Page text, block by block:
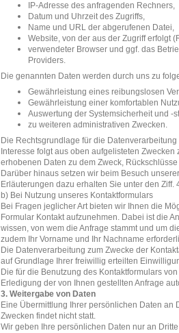
IP-Adresse des anfragenden Rechners,
Datum und Uhrzeit des Zugriffs,
Name und URL der abgerufenen Datei,
Website, von der aus der Zugriff erfolgt
verwendeter Browser und ggf. das
Providers.
Die genannten Daten werden durch uns zu
Gewährleistung eines reibungslosen
Gewährleistung einer komfortablen
Auswertung der Systemsicherheit und -
zu weiteren administrativen Zwecken.
Die Rechtsgrundlage für die
Interesse folgt aus oben aufgelisteten
erhobenen Daten zu dem Zweck,
Darüber hinaus setzen wir beim Besuch
Erläuterungen dazu erhalten Sie unter den
b) Bei Nutzung unseres Kontaktformulars
Bei Fragen jeglicher Art bieten wir Ihnen die
Formular Kontakt aufzunehmen. Dabei ist die
wissen, von wem die Anfrage stammt und um
zudem Ihr Vorname und Ihr Nachname
Die Datenverarbeitung zum Zwecke der
auf Grundlage Ihrer freiwillig erteilten
Die für die Benutzung des Kontaktformulars
Erledigung der von Ihnen gestellten Anfrage
3. Weitergabe von Daten
Eine Übermittlung Ihrer persönlichen Daten
Zwecken findet nicht statt.
Wir geben Ihre persönlichen Daten nur an